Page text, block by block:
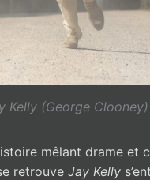
Kelly (George Clooney)
mêlant drame et
retrouve Jay Kelly